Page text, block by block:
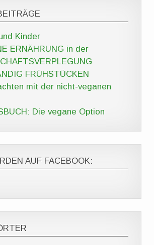
Kinder
ERNÄHRUNG in der
FRÜHSTÜCKEN
mit der nicht-veganen
Die vegane Option
AUF FACEBOOK: